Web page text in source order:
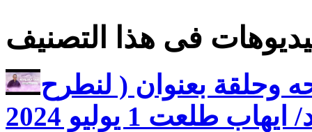
فى هذا التصنيف
وحلقة بعنوان ( لنطرح
طلعت 1 يوليو 2024